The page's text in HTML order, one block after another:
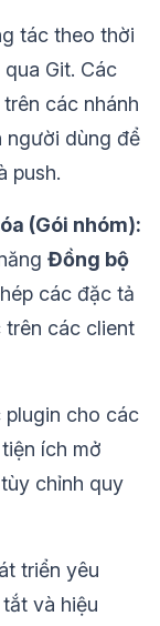
tác theo thời
Git. Các
các nhánh
người dùng để
push.
(Gói nhóm):
Đồng bộ
các đặc tả
các client
plugin cho các
ích mở
chỉnh quy
triển yêu
và hiệu